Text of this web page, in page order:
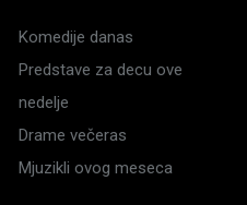
Komedije danas
Predstave za decu ove
nedelje
Drame večeras
Mjuzikli ovog meseca